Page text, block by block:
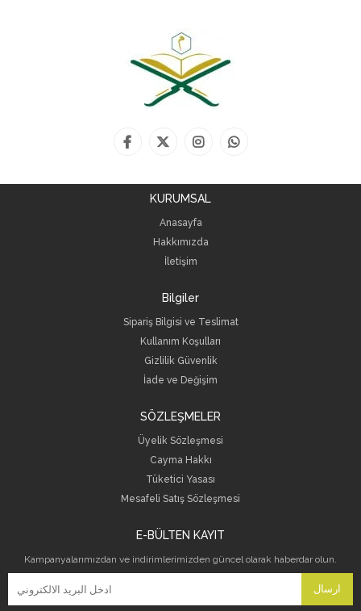
KURUMSAL
Anasayfa
Hakkımızda
İletişim
Bilgiler
Sipariş Bilgisi ve Teslimat
Kullanım Koşulları
Gizlilik Güvenlik
İade ve Değişim
SÖZLEŞMELER
Üyelik Sözleşmesi
Cayma Hakkı
Tüketici Yasası
Mesafeli Satış Sözleşmesi
E-BÜLTEN KAYIT
Kampanyalarımızdan ve indirimlerimizden güncel olarak haberdar olun.
ارسال